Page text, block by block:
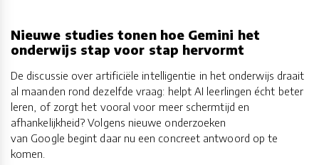
Nieuwe studies tonen hoe Gemini het
onderwijs stap voor stap hervormt
De discussie over artificiële intelligentie in het onderwijs draait
al maanden rond dezelfde vraag: helpt AI leerlingen écht beter
leren, of zorgt het vooral voor meer schermtijd en
afhankelijkheid? Volgens nieuwe onderzoeken
van Google begint daar nu een concreet antwoord op te
komen.